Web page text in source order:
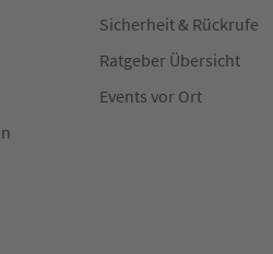
Sicherheit & Rückrufe
Ratgeber Übersicht
Events vor Ort